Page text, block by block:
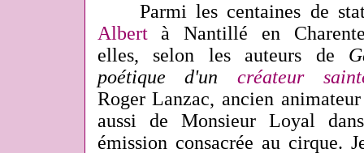
Parmi les centaines de
Albertà Nantillé en
elles, selon les auteurs de
poétique d'un créateur
Roger Lanzac, ancien
aussi de Monsieur Loyal
émission consacrée au cirque.